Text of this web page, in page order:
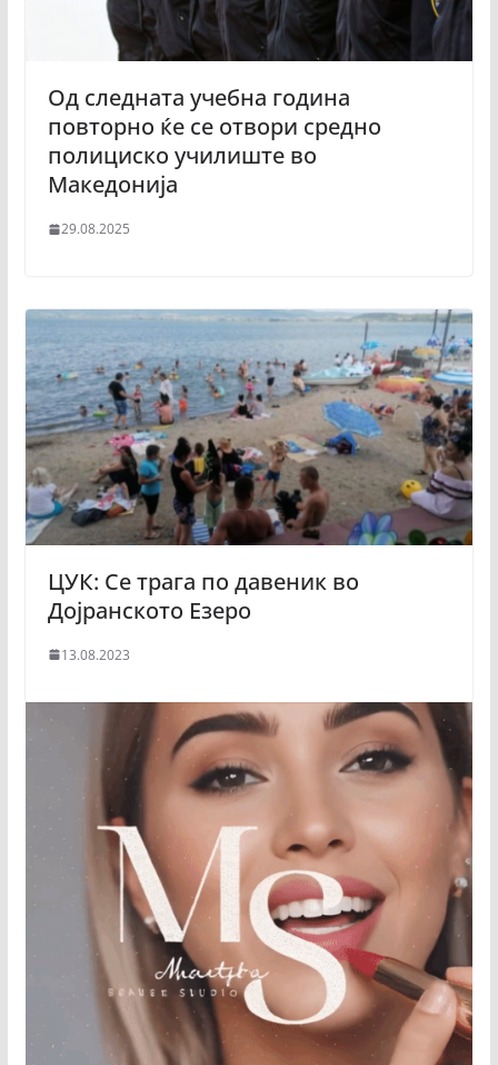
Од следната учебна година
повторно ќе се отвори средно
полициско училиште во
Македонија
29.08.2025
ЦУК: Се трага по давеник во
Дојранското Езеро
13.08.2023